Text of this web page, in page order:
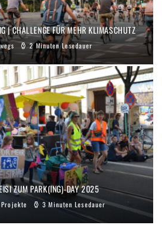
| CHALLENGE FÜR MEHR KLIMASCHUTZ
2 Minuten Lesedauer
ZUM PARK(ING)-DAY 2025
3 Minuten Lesedauer